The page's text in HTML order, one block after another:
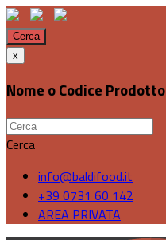
Cerca
x
Nome o Codice Prodotto
Cerca
info@baldifood.it
+39 0731 60 142
AREA PRIVATA